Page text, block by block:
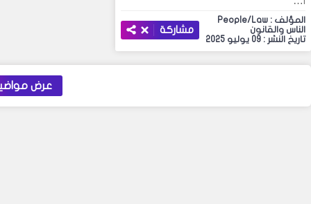
المؤلف : People/Law
الناس والقانون
تاريخ النشر : 09 يوليو 2025
مشاركة
عرض